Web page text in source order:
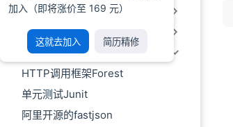
3.1 开发/构建工具
3.2 辅助工具
3.3 开源轮子
HTTP调用框架Forest
单元测试Junit
阿里开源的fastjson
加入（即将涨价至 169 元）
这就去加入 简历精修